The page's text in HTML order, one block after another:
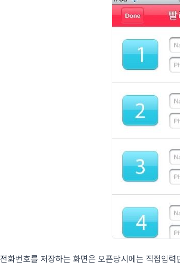
전화번호를 저장하는 화면은 오픈당시에는 직접입